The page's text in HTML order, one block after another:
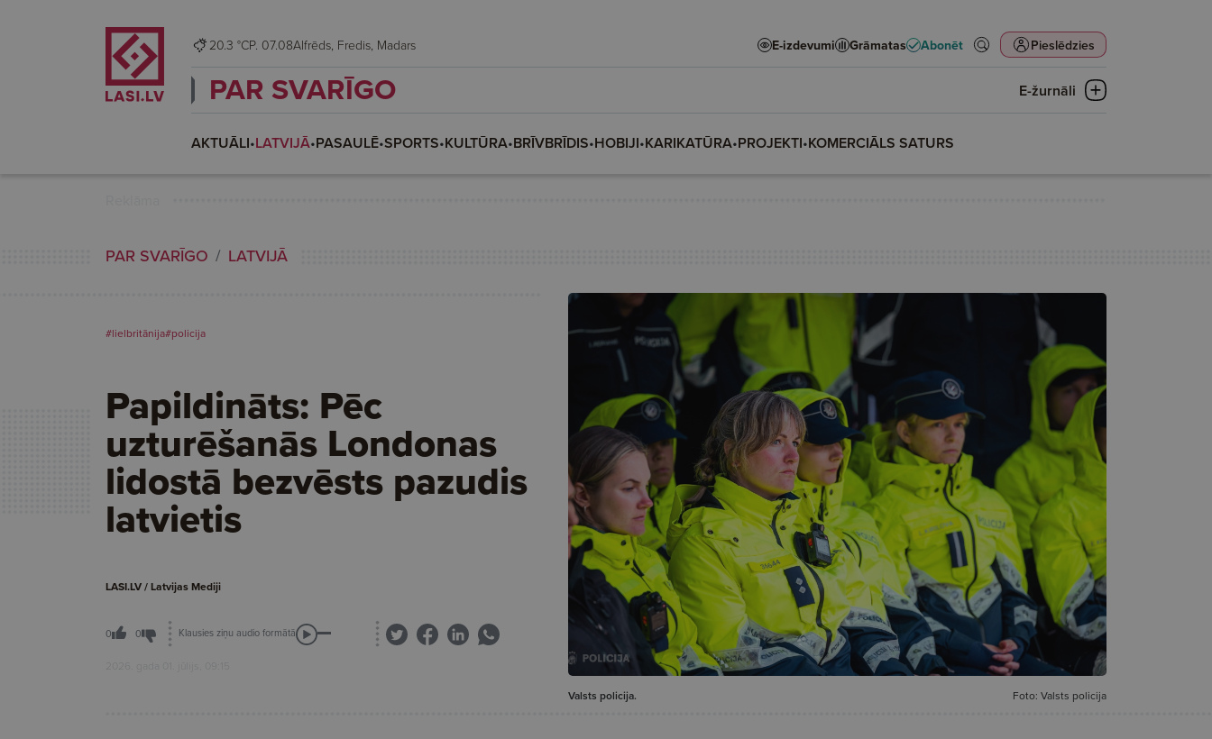
20.3 °CP. 07.08 Alfrēds, Fredis, Madars E-izdevumi Grāmatas Abonēt Pieslēdzies
PAR SVARĪGO E-žurnāli
AKTUĀLI•LATVIJĀ•PASAULĒ•SPORTS•KULTŪRA•BRĪVBRĪDIS•HOBIJI•KARIKATŪRA•PROJEKTI•KOMERCIĀLS SATURS
PAR SVARĪGO LATVIJĀ
#lielbritānija#policija
Papildināts: Pēc
uzturēšanās Londonas
lidostā bezvēsts pazudis
latvietis
LASI.LV / Latvijas Mediji
0 0 Klausies ziņu audio formātā
2026. gada 01. jūlijs, 09:15
Valsts policija.
Foto: Valsts policija